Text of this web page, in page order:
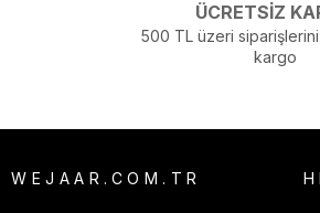
ÜCRETSİZ
500 TL üzeri
kargo
WEJAAR.COM.TR